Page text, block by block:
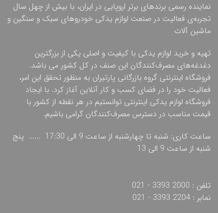
نماینده رسمی برندهای برتر اروپایی در ایران، با بیش از چهل سال
تجربه‌ی فعالیت در صنعت لوازم یدکی خودروهای سبک و سنگین و
ماشین آلات
تهیه و خرید لوازم یدکی با کیفیت و اصلی یکی از بزرگترین
دغدغه‌های مصرف‌کنندگان این صنف در کل کشور می باشد.
فروشگاه اینترنتی گروه بازرگانی پارتیران به منظور تحقق این امر،
فعالیت خود را در فضای کسب و کار آنلاین آغاز کرد. با ایجاد
فروشگاه لوازم یدکی اینترنتی توانستیم در هر نقطه از کشور با
قیمت مناسب در دسترس مصرف‌کنندگان گرامی باشیم.
ساعت کاری: شنبه تا چهارشنبه از ساعت 9 الی 17:30 ...... پنج
شنبه از ساعت 9 الی 13
تلفن : 2000 3393 - 021
نمابر : 2204 3393 - 021